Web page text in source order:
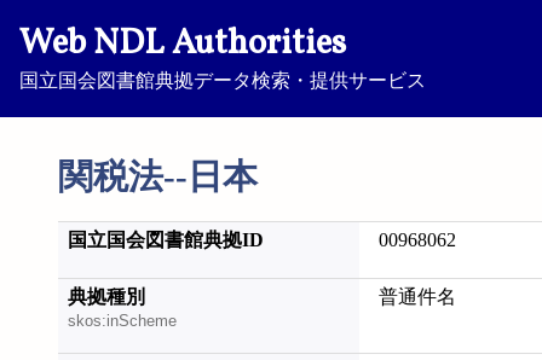
Web NDL Authorities
国立国会図書館典拠データ検索・提供サービス
関税法--日本
国立国会図書館典拠ID 00968062
典拠種別
skos:inScheme
普通件名